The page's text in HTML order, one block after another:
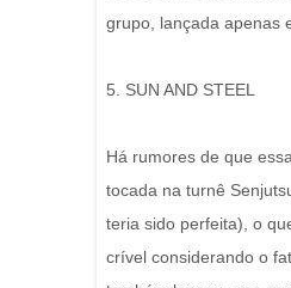
grupo, lançada apenas
5. SUN AND STEEL
Há rumores de que
tocada na turnê
teria sido perfeita), o
crível considerando o